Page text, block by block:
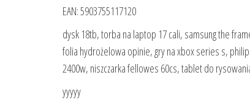
EAN: 5903755117120
dysk 18tb, torba na laptop 17 cali, samsung the
folia hydrożelowa opinie, gry na xbox series s,
2400w, niszczarka fellowes 60cs, tablet do
yyyyy